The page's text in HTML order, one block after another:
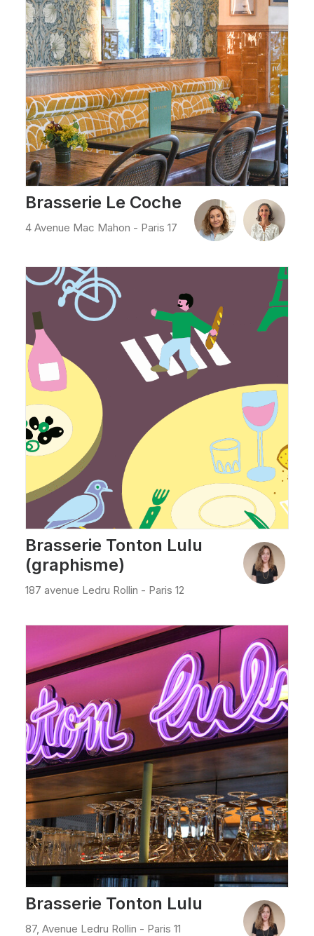
Brasserie Le Coche
4 Avenue Mac Mahon - Paris 17
Brasserie Tonton Lulu
(graphisme)
187 avenue Ledru Rollin - Paris 12
Brasserie Tonton Lulu
87, Avenue Ledru Rollin - Paris 11